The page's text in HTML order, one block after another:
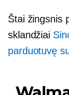
Štai žingsnis
sklandžiai
parduotuvę